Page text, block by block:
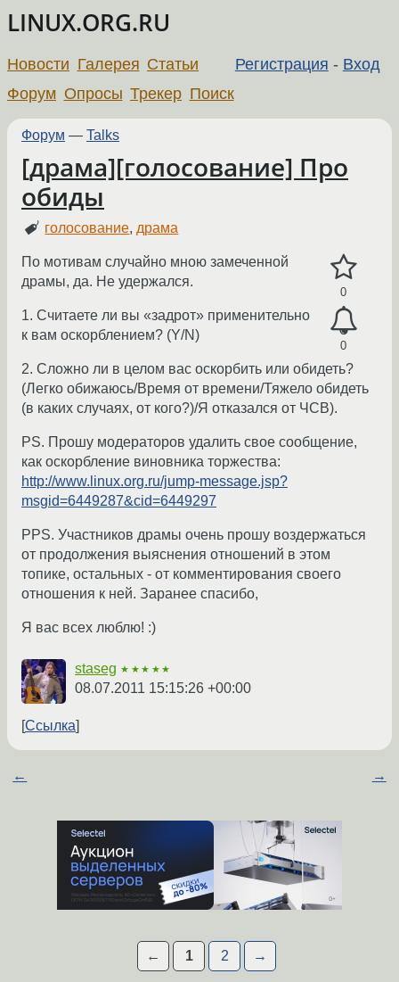
LINUX.ORG.RU
Регистрация - Вход
Новости Галерея Статьи
Форум Опросы Трекер Поиск
Форум — Talks
[драма][голосование] Про
обиды
голосование,драма
0
0
По мотивам случайно мною замеченной
драмы, да. Не удержался.
1. Считаете ли вы «задрот» применительно
к вам оскорблением? (Y/N)
2. Сложно ли в целом вас оскорбить или обидеть?
(Легко обижаюсь/Время от времени/Тяжело обидеть
(в каких случаях, от кого?)/Я отказался от ЧСВ).
PS. Прошу модераторов удалить свое сообщение,
как оскорбление виновника торжества:
http://www.linux.org.ru/jump-message.jsp?
msgid=6449287&cid=6449297
PPS. Участников драмы очень прошу воздержаться
от продолжения выяснения отношений в этом
топике, остальных - от комментирования своего
отношения к ней. Заранее спасибо,
Я вас всех люблю! :)
staseg ★★★★★
08.07.2011 15:15:26 +00:00
Ссылка
← →
← 1 2 →